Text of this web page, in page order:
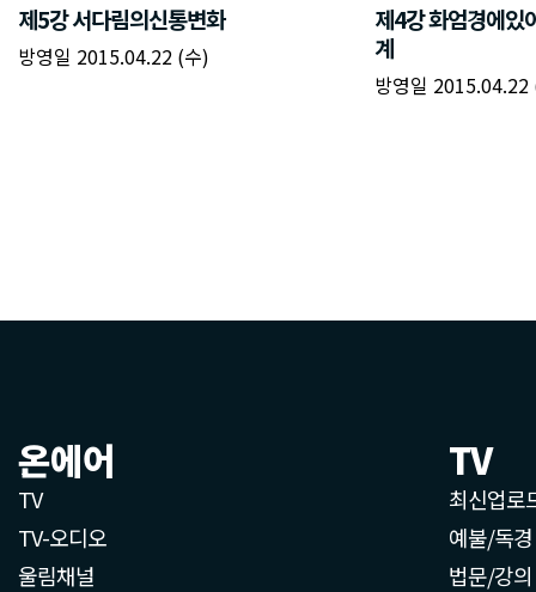
제5강 서다림의신통변화
방영일 2015.04.22 (수)
제4강 화엄경에있
계
방영일 2015.04.22
온에어
TV
TV-오디오
울림채널
TV
최신업로
예불/독경
법문/강의